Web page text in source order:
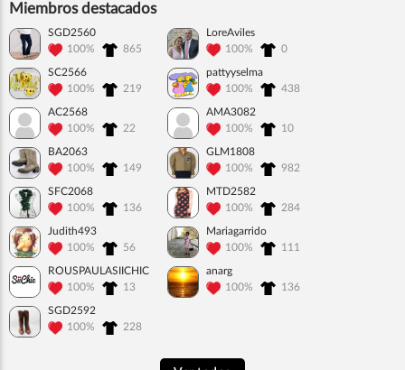
Miembros destacados
SGD2560
100%
865
LoreAviles
100%
0
SC2566
100%
219
pattyyselma
100%
438
AC2568
100%
22
AMA3082
100%
10
BA2063
100%
149
GLM1808
100%
982
SFC2068
100%
136
MTD2582
100%
284
Judith493
100%
56
Mariagarrido
100%
111
ROUSPAULASIICHIC
100%
13
anarg
100%
136
SGD2592
100%
228